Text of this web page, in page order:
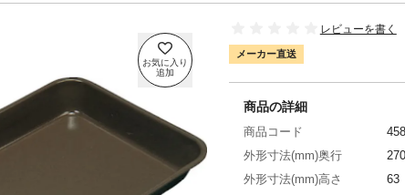
レビューを書く
メーカー直送
商品の詳細
商品コード
外形寸法(mm)奥行
270
外形寸法(mm)高さ
63